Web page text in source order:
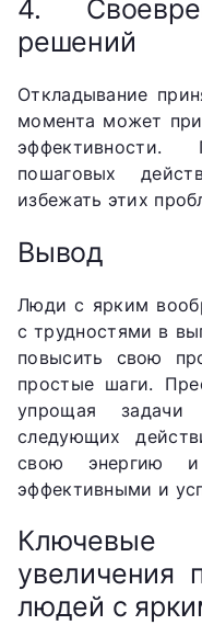
4.
решений
Откладывание
момента может
пошаговых
избежать этих
Вывод
Люди с ярким
с трудностями в
повысить свою
простые шаги.
упрощая
следующих
свою энергию
эффективными и
увеличения
людей с